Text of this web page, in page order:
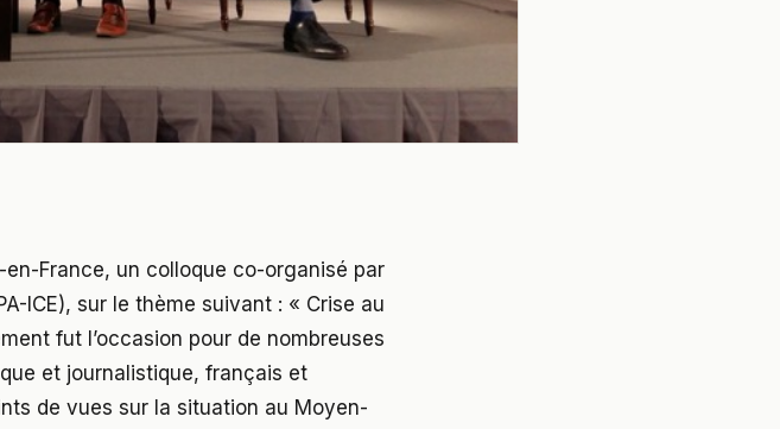
France, un colloque co-organisé par
ICE), sur le thème suivant : « Crise au
fut l’occasion pour de nombreuses
et journalistique, français et
de vues sur la situation au Moyen-